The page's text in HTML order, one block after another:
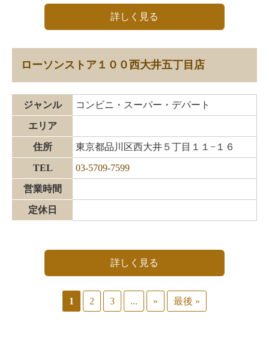
詳しく見る
ローソンストア１００西大井五丁目店
ジャンル コンビニ・スーパー・デパート
エリア
住所 東京都品川区西大井５丁目１１−１６
TEL 03-5709-7599
営業時間
定休日
詳しく見る
1 2 3 ... » 最後 »